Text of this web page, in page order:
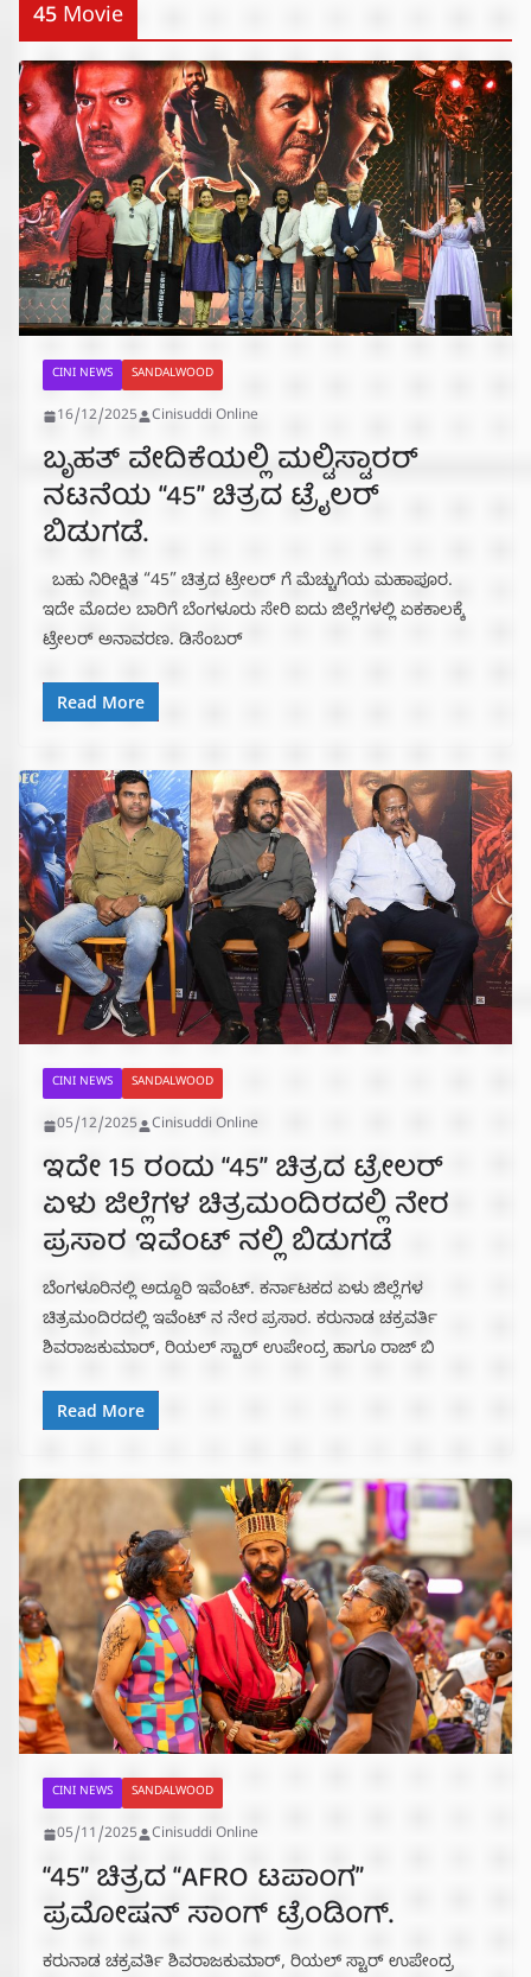
45 Movie
CINI NEWS SANDALWOOD
16/12/2025 Cinisuddi Online
ಬೃಹತ್ ವೇದಿಕೆಯಲ್ಲಿ ಮಲ್ಟಿಸ್ಟಾರರ್
ನಟನೆಯ “45” ಚಿತ್ರದ ಟ್ರೈಲರ್
ಬಿಡುಗಡೆ.
ಬಹು ನಿರೀಕ್ಷಿತ “45” ಚಿತ್ರದ ಟ್ರೇಲರ್ ಗೆ ಮೆಚ್ಚುಗೆಯ ಮಹಾಪೂರ.
ಇದೇ ಮೊದಲ ಬಾರಿಗೆ ಬೆಂಗಳೂರು ಸೇರಿ ಐದು ಜಿಲ್ಲೆಗಳಲ್ಲಿ ಏಕಕಾಲಕ್ಕೆ
ಟ್ರೇಲರ್ ಅನಾವರಣ. ಡಿಸೆಂಬರ್
Read More
CINI NEWS SANDALWOOD
05/12/2025 Cinisuddi Online
ಇದೇ 15 ರಂದು “45” ಚಿತ್ರದ ಟ್ರೇಲರ್
ಏಳು ಜಿಲ್ಲೆಗಳ ಚಿತ್ರಮಂದಿರದಲ್ಲಿ ನೇರ
ಪ್ರಸಾರ ಇವೆಂಟ್ ನಲ್ಲಿ ಬಿಡುಗಡೆ
ಬೆಂಗಳೂರಿನಲ್ಲಿ ಅದ್ದೂರಿ ಇವೆಂಟ್. ಕರ್ನಾಟಕದ ಏಳು ಜಿಲ್ಲೆಗಳ
ಚಿತ್ರಮಂದಿರದಲ್ಲಿ ಇವೆಂಟ್ ನ ನೇರ ಪ್ರಸಾರ. ಕರುನಾಡ ಚಕ್ರವರ್ತಿ
ಶಿವರಾಜಕುಮಾರ್, ರಿಯಲ್ ಸ್ಟಾರ್ ಉಪೇಂದ್ರ ಹಾಗೂ ರಾಜ್ ಬಿ
Read More
CINI NEWS SANDALWOOD
05/11/2025 Cinisuddi Online
“45” ಚಿತ್ರದ “AFRO ಟಪಾಂಗ”
ಪ್ರಮೋಷನ್ ಸಾಂಗ್ ಟ್ರೆಂಡಿಂಗ್.
ಕರುನಾಡ ಚಕ್ರವರ್ತಿ ಶಿವರಾಜಕುಮಾರ್, ರಿಯಲ್ ಸ್ಟಾರ್ ಉಪೇಂದ್ರ